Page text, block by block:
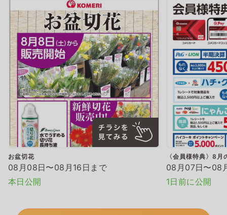
お盆切花
08月08日〜08月16日まで
本日公開
〈会員様特典〉8
08月07日〜08
1日前に公開